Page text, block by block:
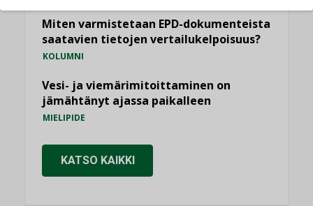
Miten varmistetaan EPD-dokumenteista
saatavien tietojen vertailukelpoisuus?
KOLUMNI
Vesi- ja viemärimitoittaminen on
jämähtänyt ajassa paikalleen
MIELIPIDE
KATSO KAIKKI